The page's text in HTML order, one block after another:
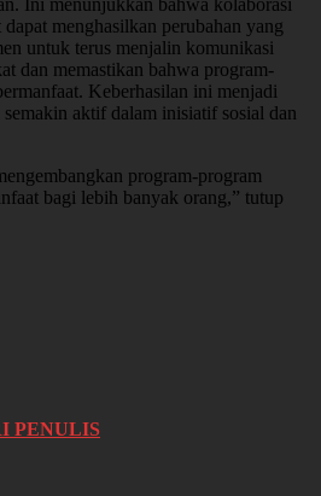
menghasilkan perubahan yang
untuk terus menjalin komunikasi
dan memastikan bahwa program-
Keberhasilan ini menjadi
aktif dalam inisiatif sosial dan
program-program
bagi lebih banyak orang,” tutup
PENULIS